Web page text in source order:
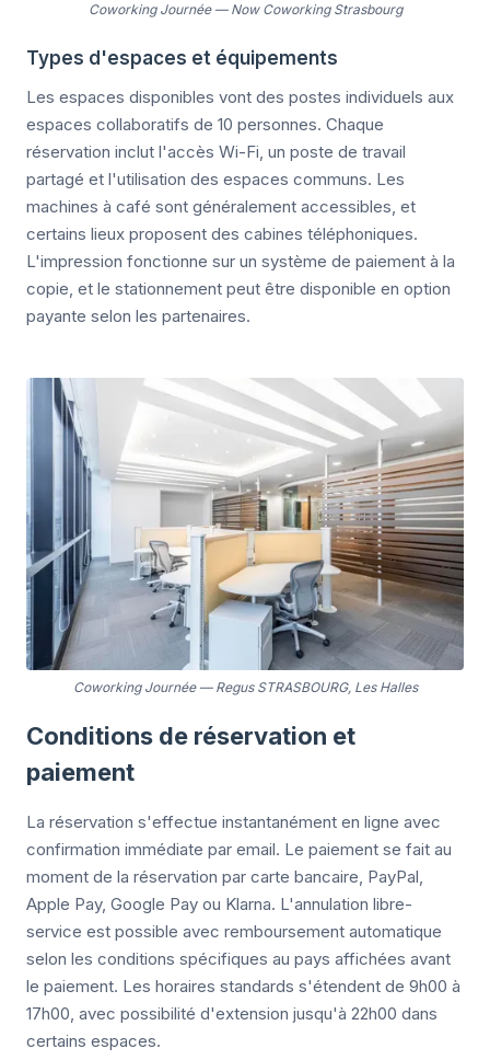
Coworking Journée— Now Coworking Strasbourg
Types d'espaces et équipements
Les espaces disponibles vont des postes individuels aux
espaces collaboratifs de 10 personnes. Chaque
réservation inclut l'accès Wi-Fi, un poste de travail
partagé et l'utilisation des espaces communs. Les
machines à café sont généralement accessibles, et
certains lieux proposent des cabines téléphoniques.
L'impression fonctionne sur un système de paiement à la
copie, et le stationnement peut être disponible en option
payante selon les partenaires.
Coworking Journée— Regus STRASBOURG, Les Halles
Conditions de réservation et
paiement
La réservation s'effectue instantanément en ligne avec
confirmation immédiate par email. Le paiement se fait au
moment de la réservation par carte bancaire, PayPal,
Apple Pay, Google Pay ou Klarna. L'annulation libre-
service est possible avec remboursement automatique
selon les conditions spécifiques au pays affichées avant
le paiement. Les horaires standards s'étendent de 9h00 à
17h00, avec possibilité d'extension jusqu'à 22h00 dans
certains espaces.